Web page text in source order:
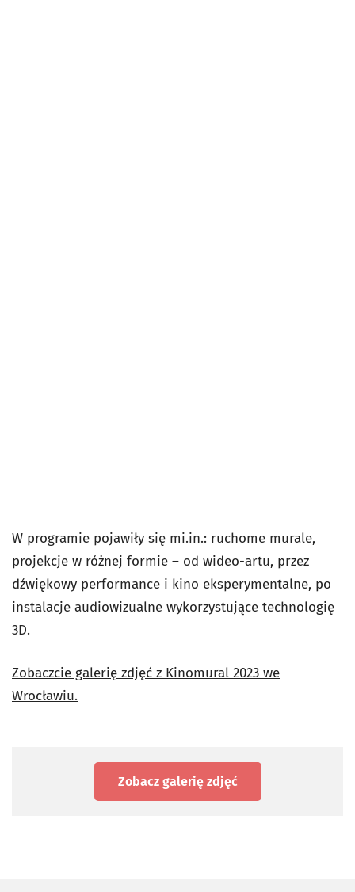
W programie pojawiły się mi.in.: ruchome murale,
projekcje w różnej formie – od wideo-artu, przez
dźwiękowy performance i kino eksperymentalne, po
instalacje audiowizualne wykorzystujące technologię
3D.
Zobaczcie galerię zdjęć z Kinomural 2023 we
Wrocławiu.
Zobacz galerię zdjęć